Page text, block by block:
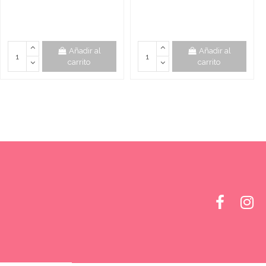
Añadir al
carrito
Añadir al
carrito